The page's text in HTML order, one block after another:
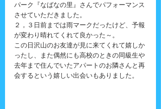
パーク『なばなの里』さんでパフォーマンス
させていただきました。
２，３日前までは雨マークだったけど、予報
が変わり晴れてくれて良かった～。
この日沢山のお友達が見に来てくれて嬉しか
ったし、また偶然にも高校のときの同級生や
去年まで住んでいたアパートのお隣さんと再
会するという嬉しい出会いもありました。